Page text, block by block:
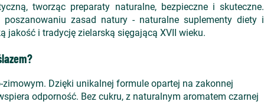
tworząc preparaty naturalne, bezpieczne i skuteczne.
zasad natury - naturalne suplementy diety i
jakość i tradycję zielarską sięgającą XVII wieku.
Dzięki unikalnej formule opartej na zakonnej
odporność. Bez cukru, z naturalnym aromatem czarnej